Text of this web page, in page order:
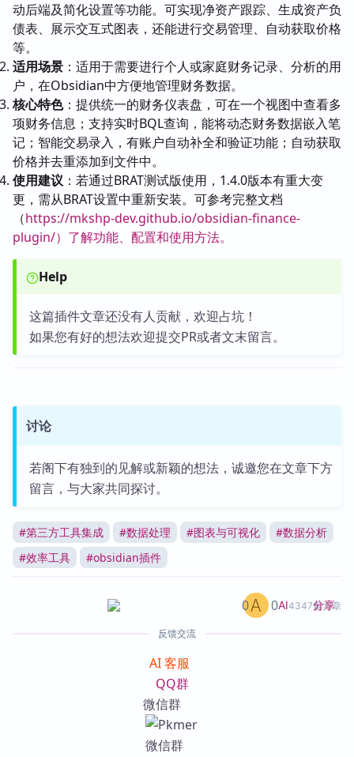
动后端及简化设置等功能。可实现净资产跟踪、生成资产负
债表、展示交互式图表，还能进行交易管理、自动获取价格
等。
适用场景 ：适用于需要进行个人或家庭财务记录、分析的用
户，在Obsidian中方便地管理财务数据。
核心特色：提供统一的财务仪表盘，可在一个视图中查看多
项财务信息；支持实时BQL查询，能将动态财务数据嵌入笔
记；智能交易录入，有账户自动补全和验证功能；自动获取
价格并去重添加到文件中。
使用建议 ：若通过BRAT测试版使用，1.4.0版本有重大变
更，需从BRAT设置中重新安装。可参考完整文档
（https://mkshp-dev.github.io/obsidian-finance-
plugin/）了解功能、配置和使用方法。
Help
这篇插件文章还没有人贡献，欢迎占坑！
如果您有好的想法欢迎提交PR或者文末留言。
讨论
若阁下有独到的见解或新颖的想法，诚邀您在文章下方
留言，与大家共同探讨。
#第三方工具集成 #数据处理 #图表与可视化 #数据分析
#效率工具 #obsidian插件
AI4347篇文章
0 0 分享
反馈交流
AI 客服
QQ群
微信群